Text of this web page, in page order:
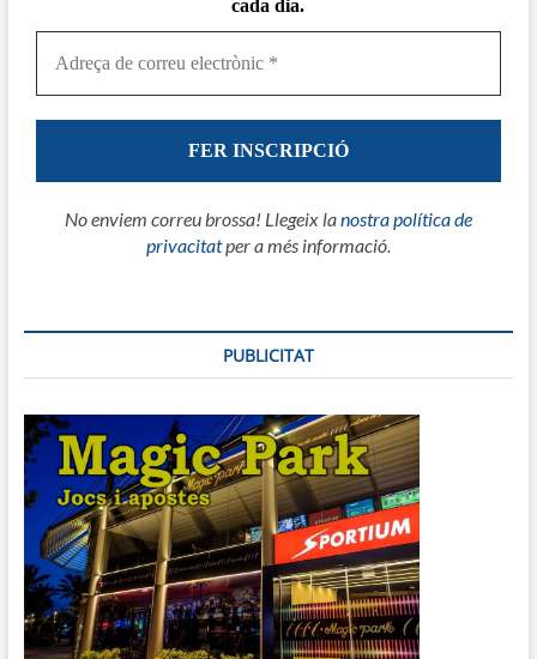
cada dia.
No enviem correu brossa! Llegeix lanostra política de
privacitatper a més informació.
PUBLICITAT